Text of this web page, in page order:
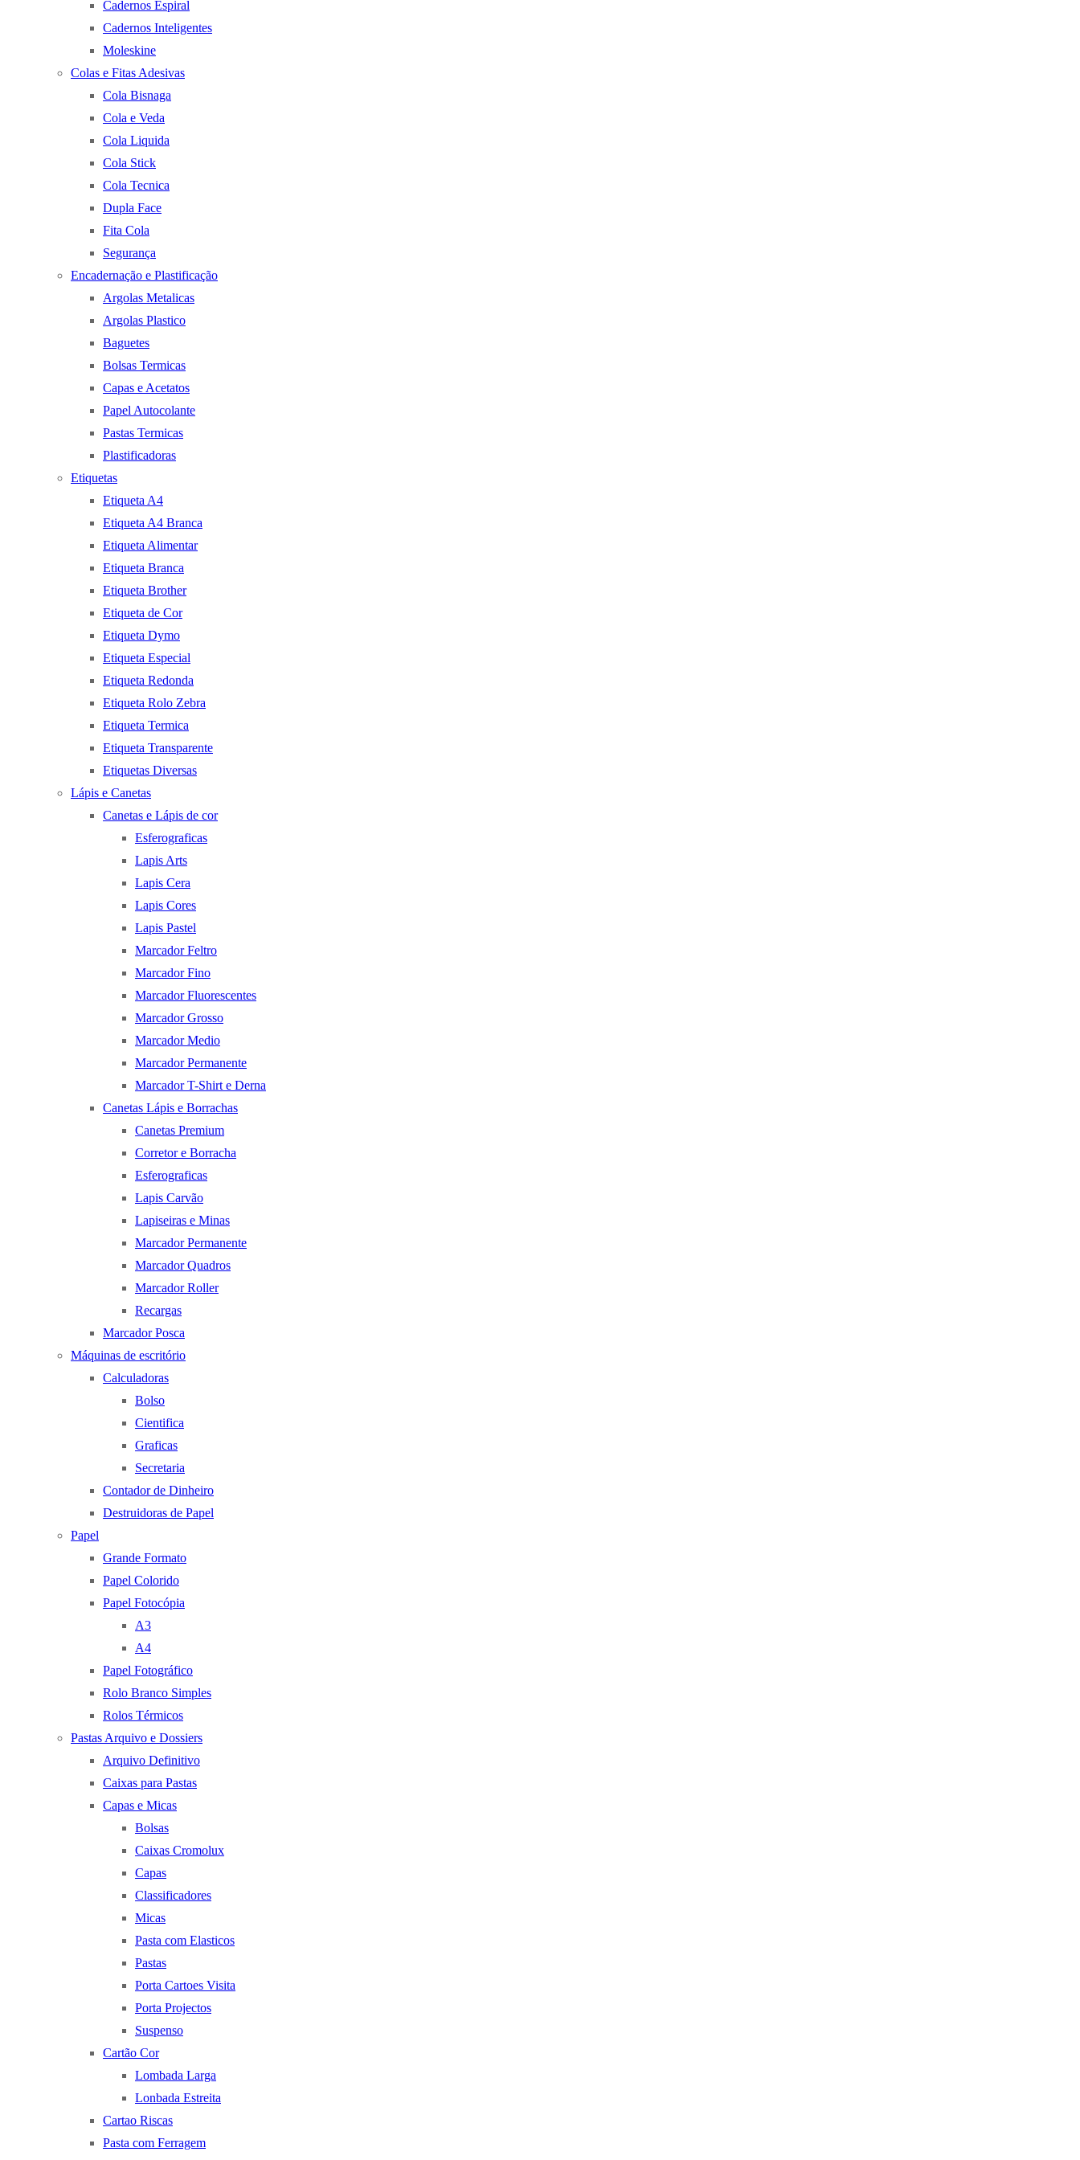
Cadernos Espiral
Cadernos Inteligentes
Moleskine
Colas e Fitas Adesivas
Cola Bisnaga
Cola e Veda
Cola Liquida
Cola Stick
Cola Tecnica
Dupla Face
Fita Cola
Segurança
Encadernação e Plastificação
Argolas Metalicas
Argolas Plastico
Baguetes
Bolsas Termicas
Capas e Acetatos
Papel Autocolante
Pastas Termicas
Plastificadoras
Etiquetas
Etiqueta A4
Etiqueta A4 Branca
Etiqueta Alimentar
Etiqueta Branca
Etiqueta Brother
Etiqueta de Cor
Etiqueta Dymo
Etiqueta Especial
Etiqueta Redonda
Etiqueta Rolo Zebra
Etiqueta Termica
Etiqueta Transparente
Etiquetas Diversas
Lápis e Canetas
Canetas e Lápis de cor
Esferograficas
Lapis Arts
Lapis Cera
Lapis Cores
Lapis Pastel
Marcador Feltro
Marcador Fino
Marcador Fluorescentes
Marcador Grosso
Marcador Medio
Marcador Permanente
Marcador T-Shirt e Derna
Canetas Lápis e Borrachas
Canetas Premium
Corretor e Borracha
Esferograficas
Lapis Carvão
Lapiseiras e Minas
Marcador Permanente
Marcador Quadros
Marcador Roller
Recargas
Marcador Posca
Máquinas de escritório
Calculadoras
Bolso
Cientifica
Graficas
Secretaria
Contador de Dinheiro
Destruidoras de Papel
Papel
Grande Formato
Papel Colorido
Papel Fotocópia
A3
A4
Papel Fotográfico
Rolo Branco Simples
Rolos Térmicos
Pastas Arquivo e Dossiers
Arquivo Definitivo
Caixas para Pastas
Capas e Micas
Bolsas
Caixas Cromolux
Capas
Classificadores
Micas
Pasta com Elasticos
Pastas
Porta Cartoes Visita
Porta Projectos
Suspenso
Cartão Cor
Lombada Larga
Lonbada Estreita
Cartao Riscas
Pasta com Ferragem